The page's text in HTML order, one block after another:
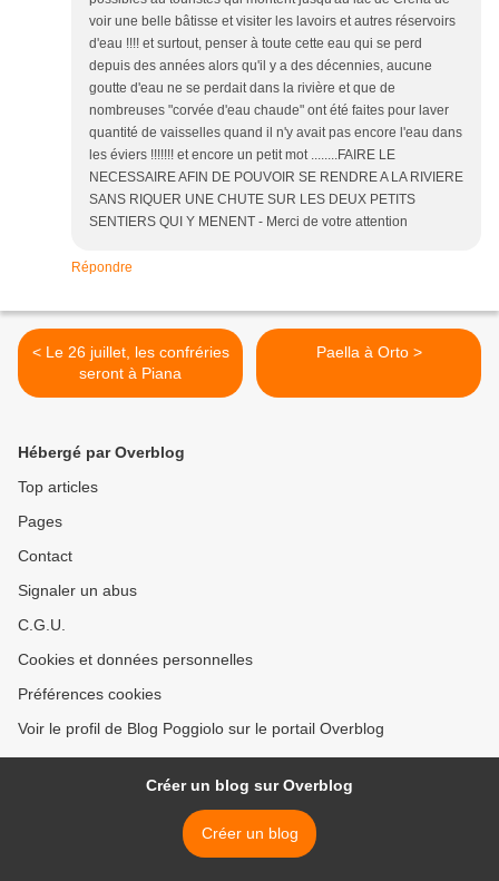
voir une belle bâtisse et visiter les lavoirs et autres réservoirs
d'eau !!!! et surtout, penser à toute cette eau qui se perd
depuis des années alors qu'il y a des décennies, aucune
goutte d'eau ne se perdait dans la rivière et que de
nombreuses "corvée d'eau chaude" ont été faites pour laver
quantité de vaisselles quand il n'y avait pas encore l'eau dans
les éviers !!!!!!! et encore un petit mot ........FAIRE LE
NECESSAIRE AFIN DE POUVOIR SE RENDRE A LA RIVIERE
SANS RIQUER UNE CHUTE SUR LES DEUX PETITS
SENTIERS QUI Y MENENT - Merci de votre attention
Répondre
< Le 26 juillet, les confréries
seront à Piana
Paella à Orto >
Hébergé par Overblog
Top articles
Pages
Contact
Signaler un abus
C.G.U.
Cookies et données personnelles
Préférences cookies
Voir le profil de Blog Poggiolo sur le portail Overblog
Créer un blog sur Overblog
Créer un blog